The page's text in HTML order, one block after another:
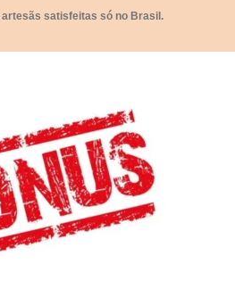
artesãs satisfeitas só no Brasil.